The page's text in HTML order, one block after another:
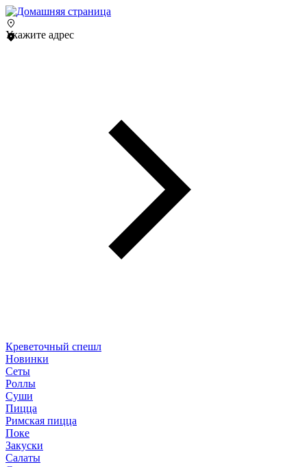
Укажите адрес
Креветочный спешл
Новинки
Сеты
Роллы
Суши
Пицца
Римская пицца
Поке
Закуски
Салаты